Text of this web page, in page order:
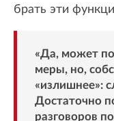
брать эти
«Да, может
меры, но,
«излишнее»:
Достаточно
разговоров